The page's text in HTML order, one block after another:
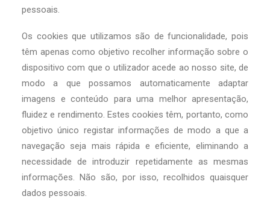
pessoais.
Os cookies que utilizamos são de funcionalidade, pois
têm apenas como objetivo recolher informação sobre o
dispositivo com que o utilizador acede ao nosso site, de
modo a que possamos automaticamente adaptar
imagens e conteúdo para uma melhor apresentação,
fluidez e rendimento. Estes cookies têm, portanto, como
objetivo único registar informações de modo a que a
navegação seja mais rápida e eficiente, eliminando a
necessidade de introduzir repetidamente as mesmas
informações. Não são, por isso, recolhidos quaisquer
dados pessoais.